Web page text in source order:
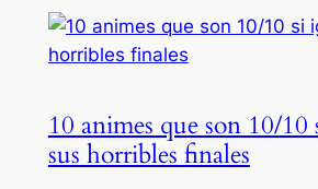
10 animes que son 10/10
sus horribles finales